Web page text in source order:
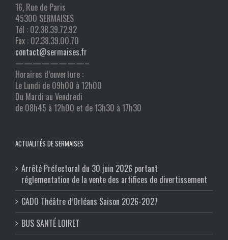
16, Rue de Paris
45300 SERMAISES
Tél : 02.38.39.72.92
Fax : 02.38.39.00.70
contact@sermaises.fr
————————–
Horaires d’ouverture :
Le Lundi de 09h00 à 12h00
Du Mardi au Vendredi
de 08h45 à 12h00 et de 13h30 à 17h30
ACTUALITÉS DE SERMAISES
Arrêté Préfectoral du 30 juin 2026 portant
réglementation de la vente des artifices de divertissement
CADO Théâtre d’Orléans Saison 2026-2027
BUS SANTÉ LOIRET